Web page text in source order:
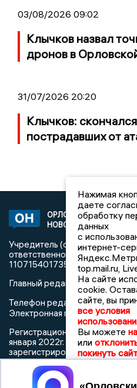
03/08/2026 09:02
Клычков назвал
дронов в
31/07/2026 20:20
Клычков:
пострадавших от
ОРЛОВСКИЕ
НОВОСТИ
2014 ©
Учредитель (соучредители):
ответственностью
1107154017354)
Главный редактор: Кабанова
Телефон редакции:+7 (4862)
Электронная почта редакции:
Регистрационный номер:
января 2022г. согласно
зарегистрированных
выдана Федеральной службой
информационных технологий
Нажимая
даете
обработку
данных
с
интернет-
top.mail.ru,
На сайте
cookie.
сайте, вы
все условия
Вы можете
или
покинуть сайт
Принять